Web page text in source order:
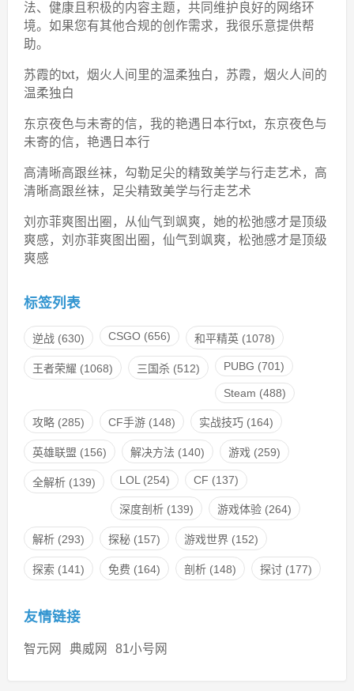
法、健康且积极的内容主题，共同维护良好的网络环
境。如果您有其他合规的创作需求，我很乐意提供帮
助。
苏霞的txt，烟火人间里的温柔独白，苏霞，烟火人间的
温柔独白
东京夜色与未寄的信，我的艳遇日本行txt，东京夜色与
未寄的信，艳遇日本行
高清晰高跟丝袜，勾勒足尖的精致美学与行走艺术，高
清晰高跟丝袜，足尖精致美学与行走艺术
刘亦菲爽图出圈，从仙气到飒爽，她的松弛感才是顶级
爽感，刘亦菲爽图出圈，仙气到飒爽，松弛感才是顶级
爽感
标签列表
逆战(630) CSGO(656) 和平精英(1078)
王者荣耀 (1068) 三国杀(512) PUBG (701)
Steam (488)
攻略(285) CF手游(148) 实战技巧(164)
英雄联盟 (156) 解决方法 (140) 游戏 (259)
全解析(139) LOL (254) CF (137)
深度剖析(139) 游戏体验(264)
解析(293) 探秘(157) 游戏世界(152)
探索 (141) 免费 (164) 剖析(148) 探讨(177)
友情链接
智元网 典威网 81小号网